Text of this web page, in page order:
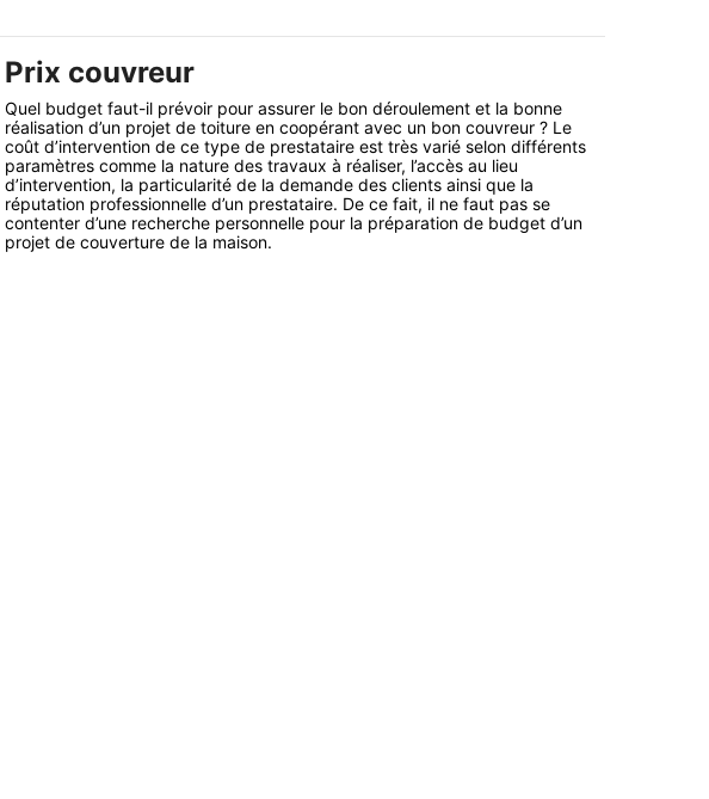
Prix couvreur
Quel budget faut-il prévoir pour assurer le bon déroulement et la bonne
réalisation d’un projet de toiture en coopérant avec un bon couvreur ? Le
coût d’intervention de ce type de prestataire est très varié selon différents
paramètres comme la nature des travaux à réaliser, l’accès au lieu
d’intervention, la particularité de la demande des clients ainsi que la
réputation professionnelle d’un prestataire. De ce fait, il ne faut pas se
contenter d’une recherche personnelle pour la préparation de budget d’un
projet de couverture de la maison.